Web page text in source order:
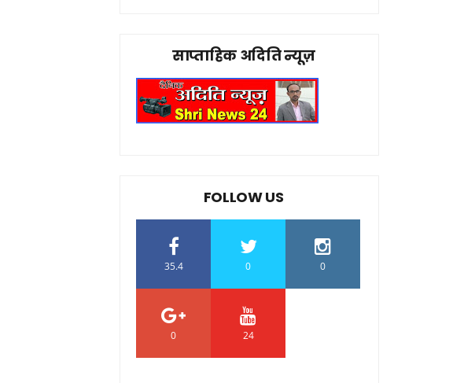
साप्ताहिक अदिति न्यूज़
FOLLOW US
35.4 0 0
0 24